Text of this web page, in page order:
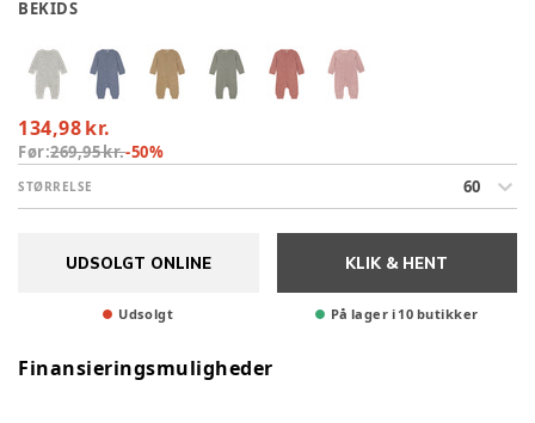
BEKIDS
134,98 kr.
Før:269,95 kr.-50%
STØRRELSE 60
UDSOLGT ONLINE
Udsolgt
KLIK & HENT
På lager i 10 butikker
Finansieringsmuligheder